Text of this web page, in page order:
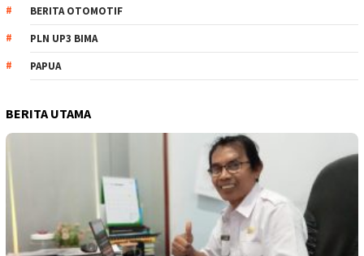
BERITA OTOMOTIF
PLN UP3 BIMA
PAPUA
BERITA UTAMA